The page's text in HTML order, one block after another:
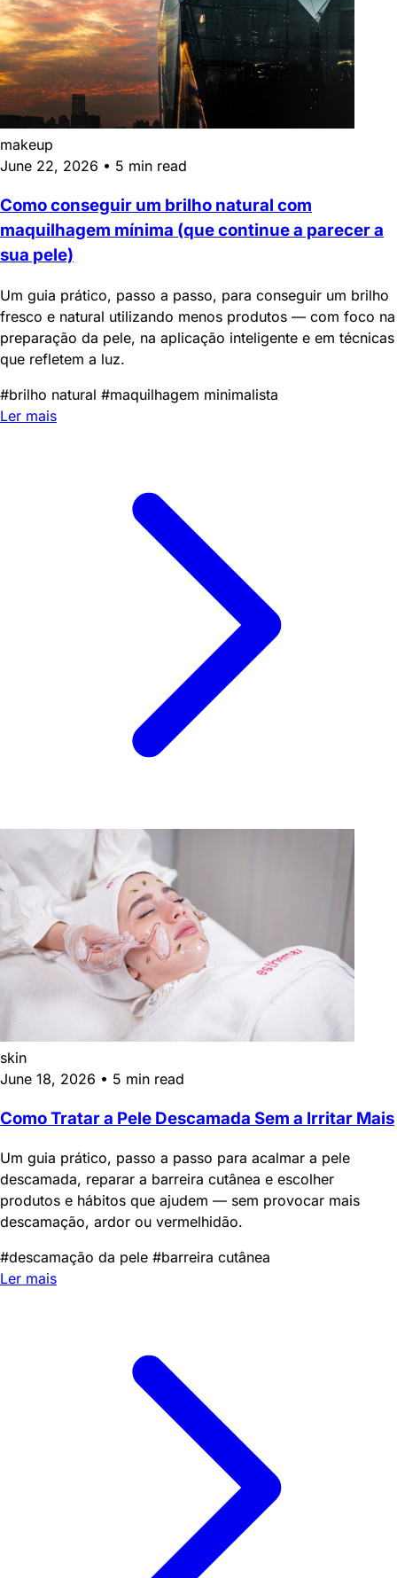
makeup
June 22, 2026 • 5 min read
Como conseguir um brilho natural com
maquilhagem mínima (que continue a parecer a
sua pele)
Um guia prático, passo a passo, para conseguir um brilho
fresco e natural utilizando menos produtos — com foco na
preparação da pele, na aplicação inteligente e em técnicas
que refletem a luz.
#brilho natural #maquilhagem minimalista
Ler mais
skin
June 18, 2026 • 5 min read
Como Tratar a Pele Descamada Sem a Irritar Mais
Um guia prático, passo a passo para acalmar a pele
descamada, reparar a barreira cutânea e escolher
produtos e hábitos que ajudem — sem provocar mais
descamação, ardor ou vermelhidão.
#descamação da pele #barreira cutânea
Ler mais